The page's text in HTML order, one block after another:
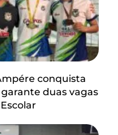
conquista
duas vagas